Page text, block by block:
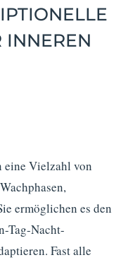
INNEREN
eine Vielzahl von
ermöglichen es den
Tag-Nacht-
Fast alle